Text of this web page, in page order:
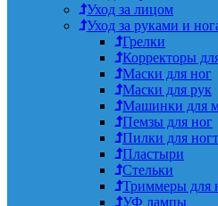
Уход за лицом
Уход за руками и
Грелки
Корректоры
Маски для ног
Маски для рук
Машинки для
Пемзы для ног
Пилки для
Пластыри
Стельки
Триммеры для
УФ лампы